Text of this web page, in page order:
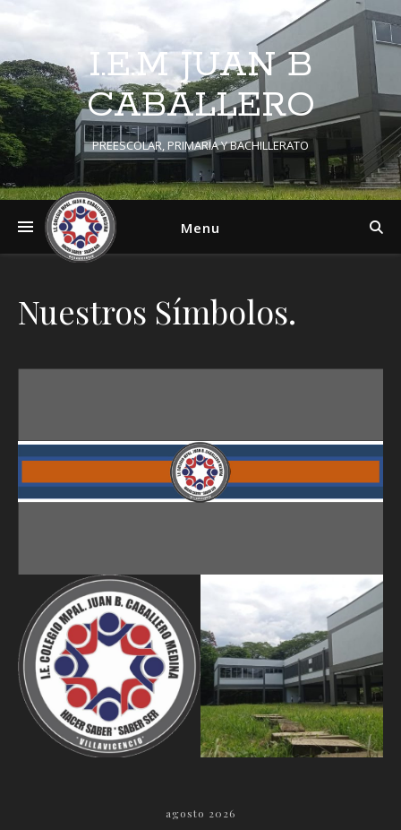
I.E.M JUAN B
CABALLERO
PREESCOLAR, PRIMARIA Y BACHILLERATO
Menu
Nuestros Símbolos.
agosto 2026